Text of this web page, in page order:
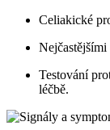
Celiakické
Testování
léčbě.